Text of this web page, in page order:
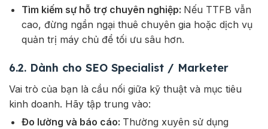
Tìm kiếm sự hỗ trợ chuyên nghiệp: Nếu TTFB vẫn
cao, đừng ngần ngại thuê chuyên gia hoặc dịch vụ
quản trị máy chủ để tối ưu sâu hơn.
6.2. Dành cho SEO Specialist / Marketer
Vai trò của bạn là cầu nối giữa kỹ thuật và mục tiêu
kinh doanh. Hãy tập trung vào:
Đo lường và báo cáo: Thường xuyên sử dụng